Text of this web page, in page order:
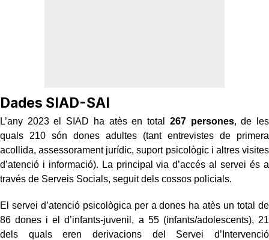
Dades SIAD-SAI
L’any 2023 el SIAD ha atès en total 267 persones, de les
quals 210 són dones adultes (tant entrevistes de primera
acollida, assessorament jurídic, suport psicològic i altres visites
d’atenció i informació). La principal via d’accés al servei és a
través de Serveis Socials, seguit dels cossos policials.
El servei d’atenció psicològica per a dones ha atès un total de
86 dones i el d’infants-juvenil, a 55 (infants/adolescents), 21
dels quals eren derivacions del Servei d’Intervenció